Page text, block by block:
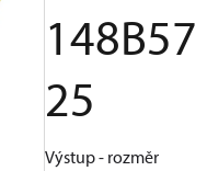
148B57
25
Výstup - rozměr